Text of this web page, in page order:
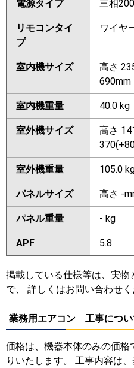
電源タイプ 三相
リモコンタイ
プ
ワイヤ
室内機サイズ
高さ
690mm
室内機重量 40.0 kg
室外機サイズ
高さ
室外機重量 105.0
パネルサイズ 高さ -
パネル重量 - kg
APF 5.8
掲載している仕様等は、実
で、 詳しくはお問い合わせく
業務用エアコン 工事につい
価格は、機器本体のみの価
りいたします。 工事内容は